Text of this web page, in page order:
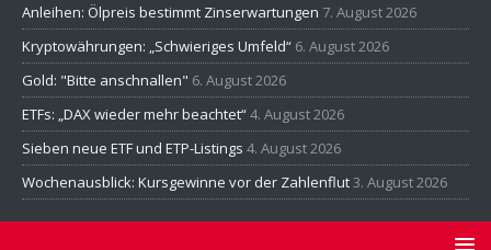
Anleihen: Ölpreis bestimmt Zinserwartungen 7. August 2026
Kryptowährungen: „Schwieriges Umfeld“ 6. August 2026
Gold: "Bitte anschnallen" 6. August 2026
ETFs: „DAX wieder mehr beachtet“4. August 2026
Sieben neue ETF und ETP-Listings 4. August 2026
Wochenausblick: Kursgewinne vor der Zahlenflut3. August 2026